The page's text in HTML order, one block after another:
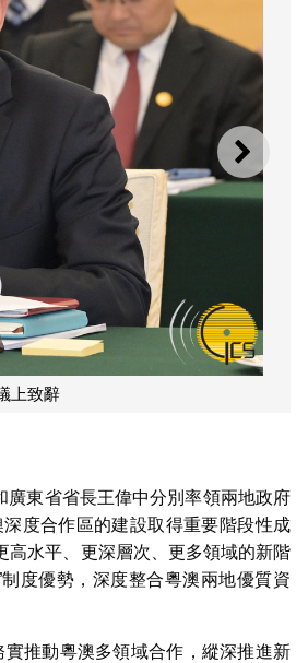
下一則
上致辭
東省省長王偉中分別率領兩地政府
度合作區的建設取得重要階段性成
高水平、更深層次、更多領域的新階
度優勢，深度整合粵澳兩地優質資
推動粵澳多領域合作，縱深推進新